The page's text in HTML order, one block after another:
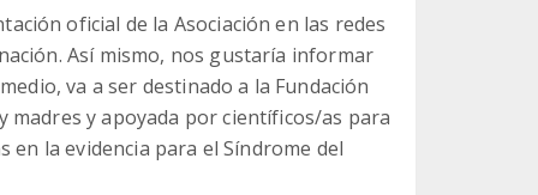
oficial de la Asociación en las redes
Así mismo, nos gustaría informar
va a ser destinado a la Fundación
madres y apoyada por científicos/as para
la evidencia para el Síndrome del